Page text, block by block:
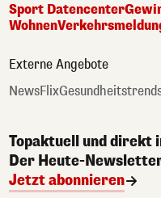
Sport Datencenter
Wohnen
Externe Angebote
NewsFlix
Topaktuell und direkt
Der Heute-
Jetzt abonnieren